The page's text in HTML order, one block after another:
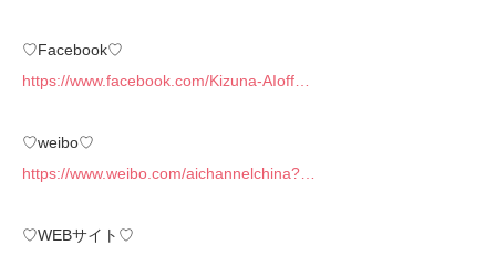
♡Facebook♡
https://www.facebook.com/Kizuna-AIoff…
♡weibo♡
https://www.weibo.com/aichannelchina?…
♡WEBサイト♡